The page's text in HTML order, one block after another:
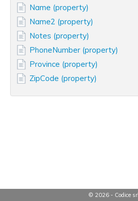
Name (property)
Name2 (property)
Notes (property)
PhoneNumber (property)
Province (property)
ZipCode (property)
© 2026 - Codice srl